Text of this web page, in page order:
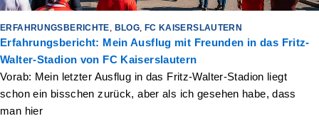
ERFAHRUNGSBERICHTE, BLOG, FC KAISERSLAUTERN
Erfahrungsbericht: Mein Ausflug mit Freunden in das Fritz-
Walter-Stadion von FC Kaiserslautern
Vorab: Mein letzter Ausflug in das Fritz-Walter-Stadion liegt
schon ein bisschen zurück, aber als ich gesehen habe, dass
man hier